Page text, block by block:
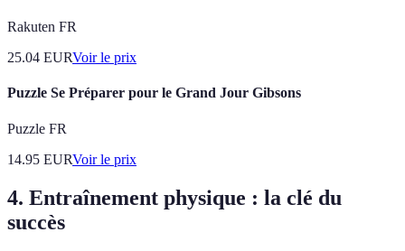
Rakuten FR
25.04 EURVoir le prix
Puzzle Se Préparer pour le Grand Jour Gibsons
Puzzle FR
14.95 EURVoir le prix
4. Entraînement physique : la clé du
succès